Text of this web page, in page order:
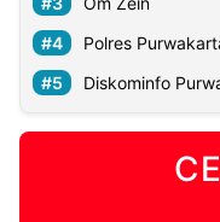
Polres
Diskominfo